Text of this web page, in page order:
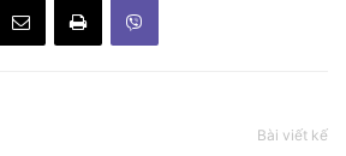
Bài viết kế